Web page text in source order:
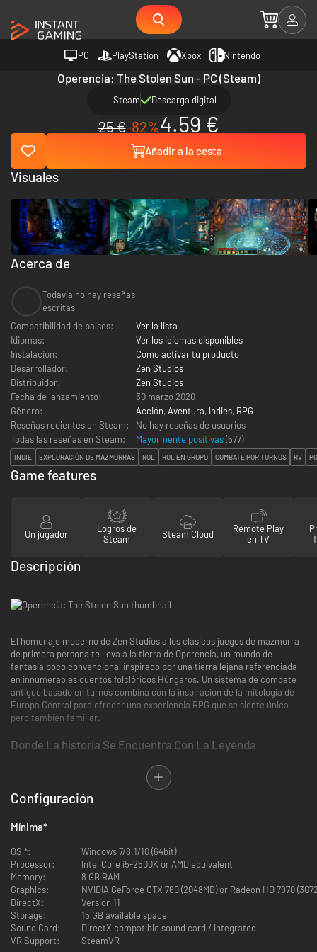
PC PlayStation Xbox Nintendo
Operencia: The Stolen Sun - PC (Steam)
Steam Descarga digital
25 €-82%4.59 €
Añadir a la cesta
Acerca de
Todavía no hay reseñas
escritas
Compatibilidad de países:
Ver la lista
Idiomas:
Ver los idiomas disponibles
Instalación:
Cómo activar tu producto
Desarrollador:
Zen Studios
Distribuidor:
Zen Studios
Fecha de lanzamiento:
30 marzo 2020
Género:
Acción, Aventura, Indies, RPG
Reseñas recientes en Steam:
No hay reseñas de usuarios
Todas las reseñas en Steam:
Mayormente positivas(577)
INDIE EXPLORACIÓN DE MAZMORRAS ROL ROL EN GRUPO COMBATE POR TURNOS RV
Visuales
Game features
Un jugador
Logros de
Steam
Steam Cloud
Remote Play
en TV
Descripción
El homenaje moderno de Zen Studios a los clásicos juegos de mazmorra
de primera persona te lleva a la tierra de Operencia, un mundo de
fantasía poco convencional inspirado por una tierra lejana referenciada
en innumerables cuentos folclóricos Húngaros. Un sistema de combate
antiguo basado en turnos combina con la inspiración de la mitología de
Europa Central para ofrecer una experiencia RPG que se siente única
pero también familiar.
Donde La historia Se Encuentra Con La Leyenda
Operencia es hogar de una mezcla intrigante de mitología inexplorada y
versiones fantásticas de ubicaciones históricas reales (e.g. Fortaleza de
Deva, Balvanyos) y personajes (e.g., Atila, Siete Jefes de los Magiares),
todos uniéndose para formar un nuevo universo de juego cohesivo. Varios
cuentos olvidados contados hace cientos de años, como el valiente
Configuración
Mínima*
OS *:
Windows 7/8.1/10 (64bit)
Processor:
Intel Core i5-2500K or AMD equivalent
Memory:
8 GB RAM
Graphics:
NVIDIA GeForce GTX 760 (2048MB) or Radeon HD 7970
DirectX:
Version 11
Storage:
15 GB available space
Sound Card:
DirectX compatible sound card / integrated
VR Support:
SteamVR